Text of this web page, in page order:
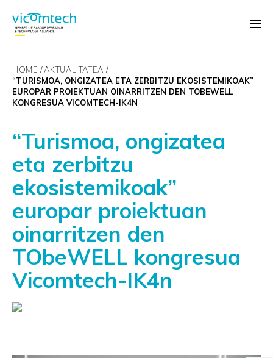
HOME
AKTUALITATEA
“TURISMOA, ONGIZATEA ETA ZERBITZU EKOSISTEMIKOAK”
EUROPAR PROIEKTUAN OINARRITZEN DEN TOBEWELL
KONGRESUA VICOMTECH-IK4N
“Turismoa, ongizatea
eta zerbitzu
ekosistemikoak”
europar proiektuan
oinarritzen den
TObeWELL kongresua
Vicomtech-IK4n